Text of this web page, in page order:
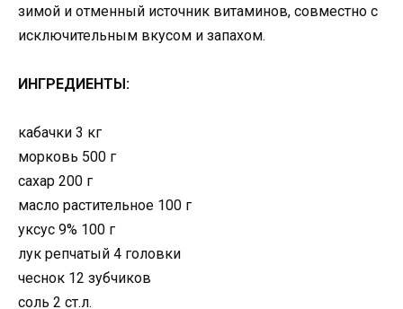
зимой и отменный источник витаминов, совместно с
исключительным вкусом и запахом.
ИНГРЕДИЕНТЫ:
кабачки 3 кг
морковь 500 г
сахар 200 г
масло растительное 100 г
уксус 9% 100 г
лук репчатый 4 головки
чеснок 12 зубчиков
соль 2 ст.л.